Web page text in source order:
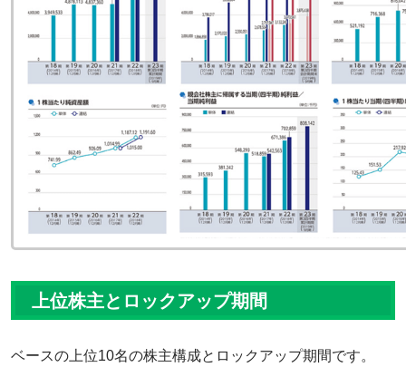
上位株主とロックアップ期間
ベースの上位10名の株主構成とロックアップ期間です。